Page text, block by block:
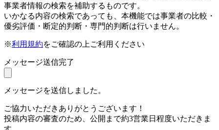
事業者情報の検索を補助するものです。
いかなる内容の検索であっても、本機能では事業者の比較・
優劣評価・断定的判断・専門的判断は行いません。
※利用規約をご確認の上ご利用ください
メッセージ送信完了
メッセージを送信しました。
ご協力いただきありがとうございます！
投稿内容の審査のため、公開まで約3営業日程度いただきま